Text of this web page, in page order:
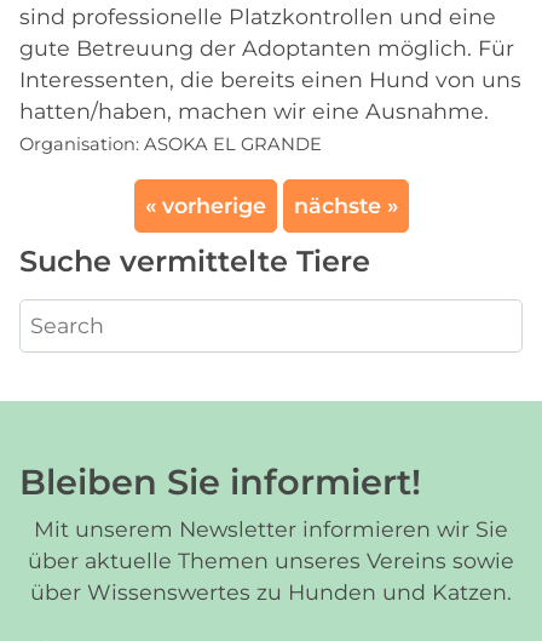
sind professionelle Platzkontrollen und eine
gute Betreuung der Adoptanten möglich. Für
Interessenten, die bereits einen Hund von uns
hatten/haben, machen wir eine Ausnahme.
Organisation: ASOKA EL GRANDE
« vorherige nächste »
Suche vermittelte Tiere
Bleiben Sie informiert!
Mit unserem Newsletter informieren wir Sie
über aktuelle Themen unseres Vereins sowie
über Wissenswertes zu Hunden und Katzen.